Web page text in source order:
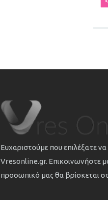
Ευχαριστούμε που επιλέξατε
Vresonline.gr. Επικοινωνήστε
προσωπικό μας θα βρίσκεται